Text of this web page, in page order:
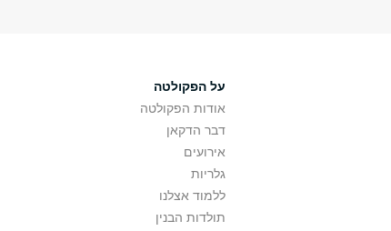
על הפקולטה
אודות הפקולטה
דבר הדקאן
אירועים
גלריות
ללמוד אצלנו
תולדות הבנין